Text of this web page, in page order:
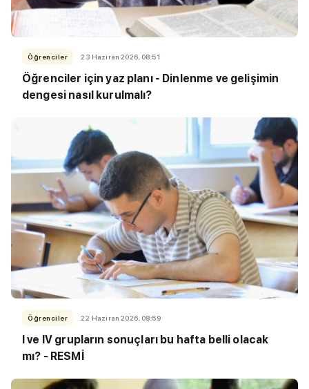
Öğrenciler 23 Haziran 2026, 08:51
Öğrenciler için yaz planı - Dinlenme ve gelişimin
dengesi nasıl kurulmalı?
Öğrenciler 22 Haziran 2026, 08:59
I ve IV grupların sonuçları bu hafta belli olacak
mı? - RESMİ